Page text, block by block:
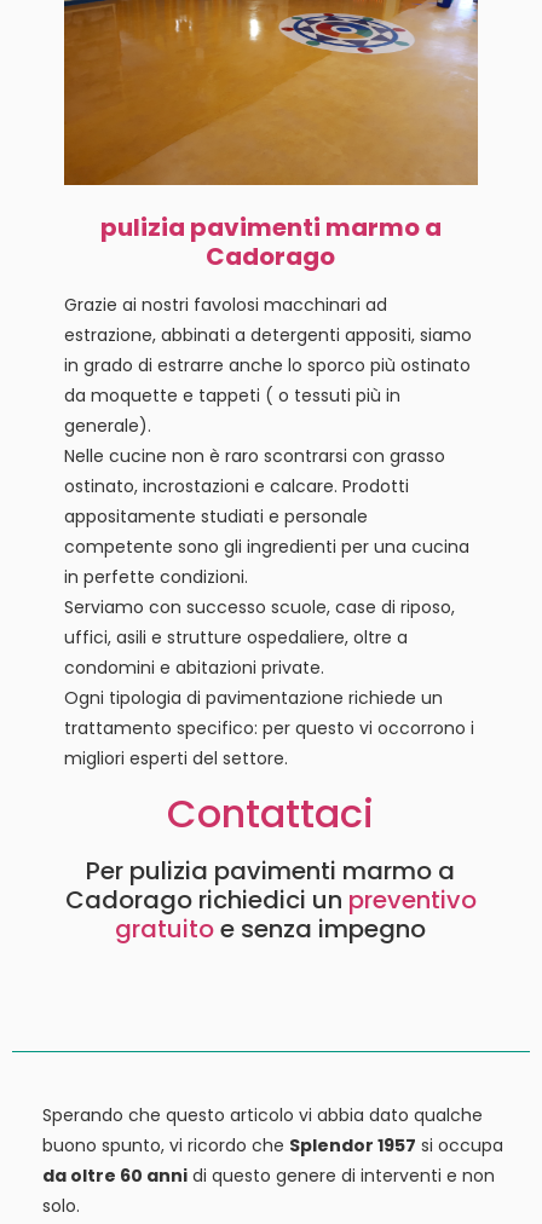
pulizia pavimenti marmo a
Cadorago
Grazie ai nostri favolosi macchinari ad
estrazione, abbinati a detergenti appositi, siamo
in grado di estrarre anche lo sporco più ostinato
da moquette e tappeti ( o tessuti più in
generale).
Nelle cucine non è raro scontrarsi con grasso
ostinato, incrostazioni e calcare. Prodotti
appositamente studiati e personale
competente sono gli ingredienti per una cucina
in perfette condizioni.
Serviamo con successo scuole, case di riposo,
uffici, asili e strutture ospedaliere, oltre a
condomini e abitazioni private.
Ogni tipologia di pavimentazione richiede un
trattamento specifico: per questo vi occorrono i
migliori esperti del settore.
Contattaci
Per pulizia pavimenti marmo a
Cadorago richiedici un preventivo
gratuitoe senza impegno
Sperando che questo articolo vi abbia dato qualche
buono spunto, vi ricordo che Splendor 1957 si occupa
da oltre 60 anni di questo genere di interventi e non
solo.